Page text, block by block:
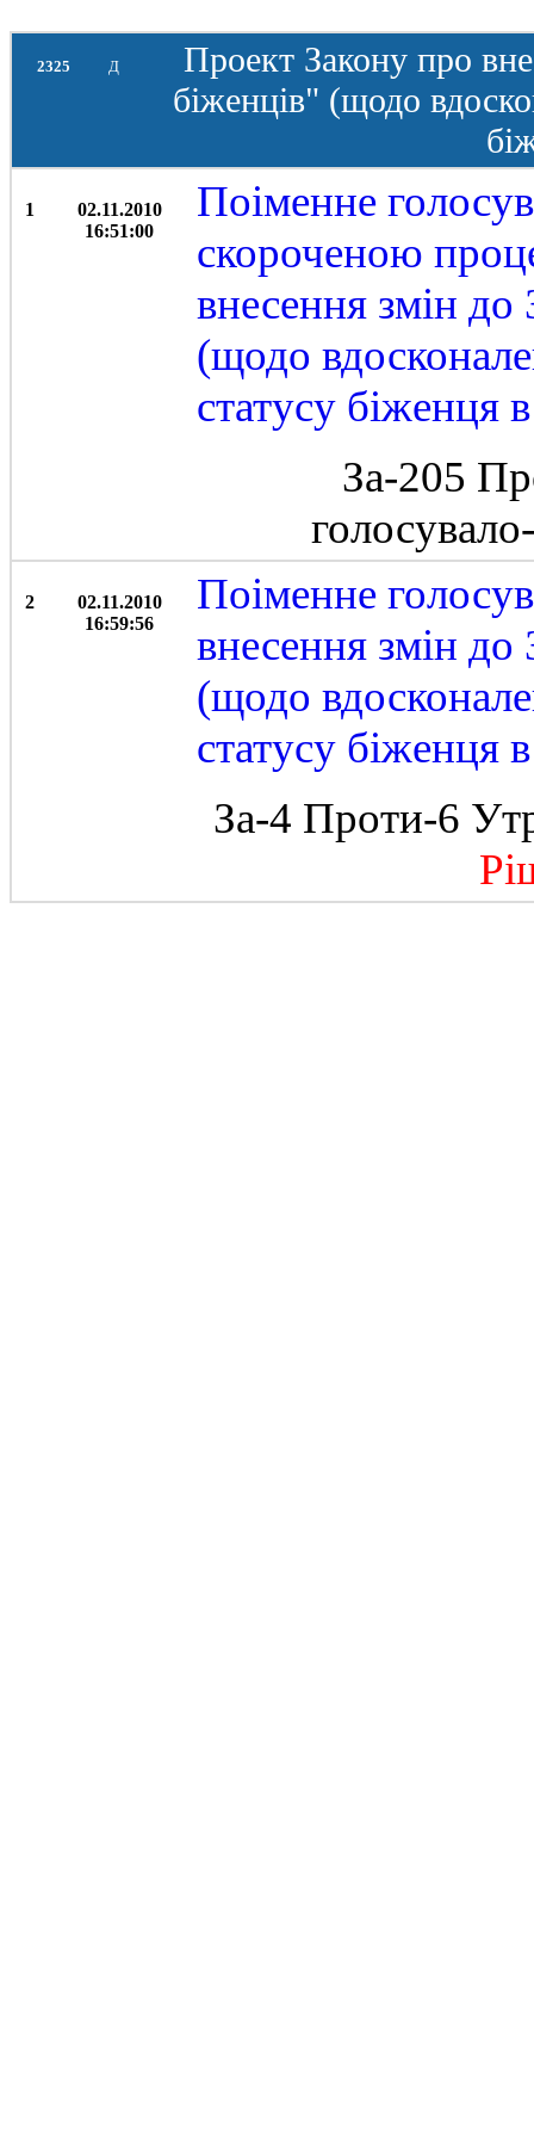
2325 Д
Проект Закону про
біженців" (щодо
1
02.11.2010
16:51:00
Поіменне
скороченою
внесення змін
(щодо
статусу біженця
За-205
2
02.11.2010
16:59:56
Поіменне
внесення змін
(щодо
статусу біженця
За-4 Проти-6